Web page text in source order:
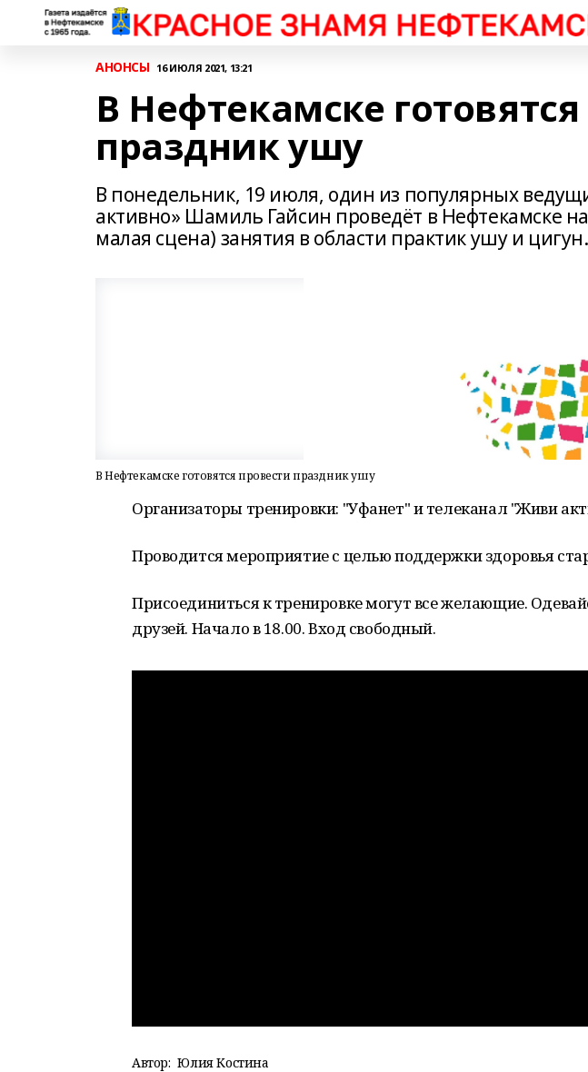
АНОНСЫ 16 ИЮЛЯ 2021, 13:21
В Нефтекамске
праздник ушу
В понедельник, 19 июля, один из популярных
активно» Шамиль Гайсин проведёт в Нефтекамске
малая сцена) занятия в области практик ушу и цигун.
В Нефтекамске готовятся провести праздник ушу
Организаторы тренировки: "Уфанет" и телеканал "Живи
Проводится мероприятие с целью поддержки здоровья
Присоединиться к тренировке могут все желающие.
друзей. Начало в 18.00. Вход свободный.
Автор: Юлия Костина